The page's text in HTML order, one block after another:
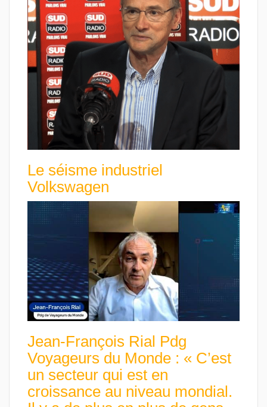
Le séisme industriel
Volkswagen
Jean-François Rial Pdg
Voyageurs du Monde : « C’est
un secteur qui est en
croissance au niveau mondial.